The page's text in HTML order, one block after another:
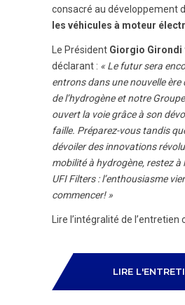
consacré au développement
les véhicules à moteur
Le Président Giorgio Girondi
déclarant : « Le futur sera
entrons dans une nouvelle ère
de l’hydrogène et notre
ouvert la voie grâce à son
faille. Préparez-vous tandis
dévoiler des innovations
mobilité à hydrogène, restez à
UFI Filters : l’enthousiasme
commencer! »
Lire l’intégralité de l’entretien
LIRE